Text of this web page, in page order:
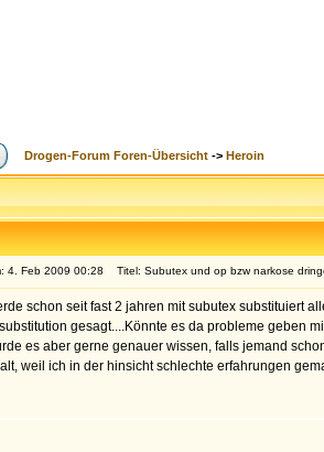
Drogen-Forum Foren-Übersicht -> Heroin
4. Feb 2009 00:28 Titel: Subutex und op bzw narkose
schon seit fast 2 jahren mit subutex substituiert
gesagt....Könnte es da probleme geben
es aber gerne genauer wissen, falls jemand
weil ich in der hinsicht schlechte erfahrungen